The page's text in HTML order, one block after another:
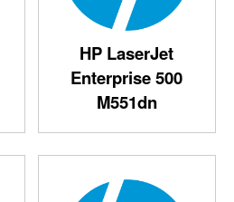
HP LaserJet
Enterprise 500
M551dn